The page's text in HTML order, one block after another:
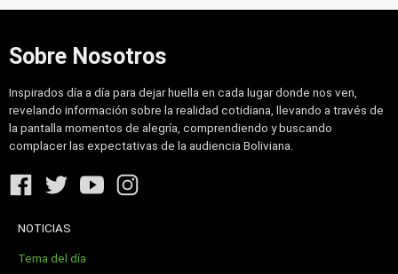
Sobre Nosotros
Inspirados día a día para dejar huella en cada lugar donde nos ven,
revelando información sobre la realidad cotidiana, llevando a través de
la pantalla momentos de alegría, comprendiendo y buscando
complacer las expectativas de la audiencia Boliviana.
NOTICIAS
Tema del día